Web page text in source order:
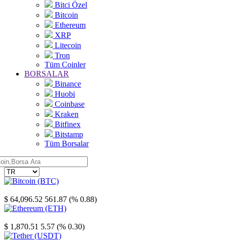
Bitci Özel
Bitcoin
Ethereum
XRP
Litecoin
Tron
Tüm Coinler
BORSALAR
Binance
Huobi
Coinbase
Kraken
Bitfinex
Bitstamp
Tüm Borsalar
$ 64,096.52 561.87 (% 0.88)
$ 1,870.51 5.57 (% 0.30)